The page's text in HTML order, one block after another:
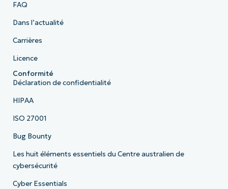
FAQ
Dans l’actualité
Carrières
Licence
Conformité
Déclaration de confidentialité
HIPAA
ISO 27001
Bug Bounty
Les huit éléments essentiels du Centre australien de
cybersécurité
Cyber Essentials